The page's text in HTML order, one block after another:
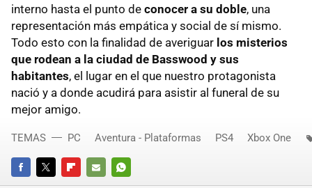
interno hasta el punto de conocer a su doble, una
representación más empática y social de sí mismo.
Todo esto con la finalidad de averiguar los misterios
que rodean a la ciudad de Basswood y sus
habitantes, el lugar en el que nuestro protagonista
nació y a donde acudirá para asistir al funeral de su
mejor amigo.
TEMAS PC Aventura - Plataformas PS4 Xbox One